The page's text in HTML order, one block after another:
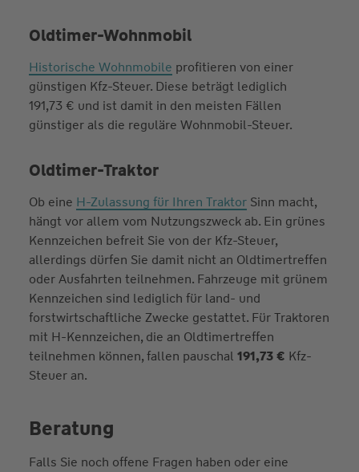
Oldtimer-Wohnmobil
Historische Wohnmobile profitieren von einer
günstigen Kfz-Steuer. Diese beträgt lediglich
191,73 € und ist damit in den meisten Fällen
günstiger als die reguläre Wohnmobil-Steuer.
Oldtimer-Traktor
Ob eine H-Zulassung für Ihren TraktorSinn macht,
hängt vor allem vom Nutzungszweck ab. Ein grünes
Kennzeichen befreit Sie von der Kfz-Steuer,
allerdings dürfen Sie damit nicht an Oldtimertreffen
oder Ausfahrten teilnehmen. Fahrzeuge mit grünem
Kennzeichen sind lediglich für land- und
forstwirtschaftliche Zwecke gestattet. Für Traktoren
mit H-Kennzeichen, die an Oldtimertreffen
teilnehmen können, fallen pauschal 191,73 € Kfz-
Steuer an.
Beratung
Falls Sie noch offene Fragen haben oder eine